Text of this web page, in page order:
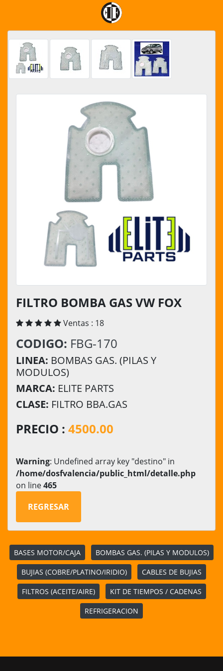
FILTRO BOMBA GAS VW FOX
Ventas : 18
CODIGO: FBG-170
LINEA: BOMBAS GAS. (PILAS Y
MODULOS)
MARCA: ELITE PARTS
CLASE: FILTRO BBA.GAS
PRECIO : 4500.00
Warning: Undefined array key "destino" in
/home/dosfvalencia/public_html/detalle.php
on line465
REGRESAR
BASES MOTOR/CAJA BOMBAS GAS. (PILAS Y MODULOS)
BUJIAS (COBRE/PLATINO/IRIDIO) CABLES DE BUJIAS
FILTROS (ACEITE/AIRE) KIT DE TIEMPOS / CADENAS
REFRIGERACION